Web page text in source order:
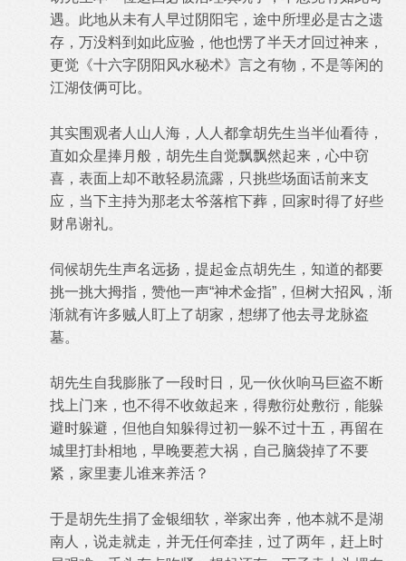
遇。此地从未有人早过阴阳宅，途中所埋必是古之遗
存，万没料到如此应验，他也愣了半天才回过神来，
更觉《十六字阴阳风水秘术》言之有物，不是等闲的
江湖伎俩可比。
其实围观者人山人海，人人都拿胡先生当半仙看待，
直如众星捧月般，胡先生自觉飘飘然起来，心中窃
喜，表面上却不敢轻易流露，只挑些场面话前来支
应，当下主持为那老太爷落棺下葬，回家时得了好些
财帛谢礼。
伺候胡先生声名远扬，提起金点胡先生，知道的都要
挑一挑大拇指，赞他一声“神术金指”，但树大招风，渐
渐就有许多贼人盯上了胡家，想绑了他去寻龙脉盗
墓。
胡先生自我膨胀了一段时日，见一伙伙响马巨盗不断
找上门来，也不得不收敛起来，得敷衍处敷衍，能躲
避时躲避，但他自知躲得过初一躲不过十五，再留在
城里打卦相地，早晚要惹大祸，自己脑袋掉了不要
紧，家里妻儿谁来养活？
于是胡先生捐了金银细软，举家出奔，他本就不是湖
南人，说走就走，并无任何牵挂，过了两年，赶上时